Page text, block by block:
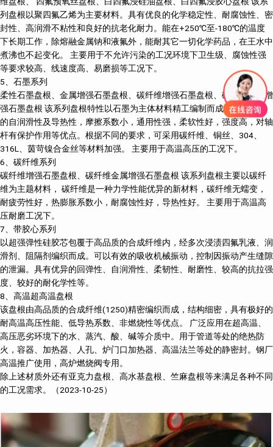
列盘根以聚四氟乙烯为主要材料。具有优良的化学稳定性、耐腐蚀性、密
封性、高润滑不粘性和良好的抗老化耐力。能在+250℃至-180℃的温度
下长期工作，除熔融金属钠和液氟外，能耐其它一切化学药品，在王水中
煮沸也不起变化。 主要用于不允许污染的工况环境下卫生级、腐蚀性强
等要求较高、线速度高、易磨损等工况下。
5、石墨系列
柔性石墨盘根、金属增强石墨盘根、碳纤维增强石墨盘根、碳纤维金属增
强石墨盘根 该系列盘根特性以石墨为主体材料精工编制而成。具有良好
的自润滑性及导热性，摩擦系数小，通用性强，柔软性好，强度高，对轴
杆有保护作用等优点。根据不同的要求，可采用碳纤维、铜丝、304、
316L、茵苛镍合金丝等材料加强。 主要用于高温高压的工况下。
6、碳纤维系列
碳纤维增强石墨盘根、碳纤维金属增强石墨盘根 该系列盘根主要以碳纤
维为主题材料， 碳纤维是一种力学性能优异的新材料，碳纤维无蠕变，
耐疲劳性好，热膨胀系数小，耐腐蚀性好，导热性好。 主要用于高温高
压耐磨工况下。
7、带胶心系列
以超强弹性硅胶芯包覆于高品质的合成纤维内，经多次浸渍四氟乳液、润
滑剂、阻隔剂编织而成。可以有效的吸收机械振动，控制因振动产生缝隙
的泄漏。具有优异的回弹性、自润滑性、柔韧性、耐磨性、较高的抗拉强
度、较好的耐化学性等。
8、高温超高温盘根
该盘根由高品质的合成纤维(1250)精密编织而成，结构细密，具有极好的
耐高温高压性能、低导热系数、非燃烧性等优点。 广泛应用在超高温、
高压恶劣环境下的水、蒸汽、酸、碱等介质中。用于管道等处的绝热防
火，容器、加热器、人孔、炉门口加热器、高温法兰等处的静密封。钢厂
高温推广使用，高炉燃烧阀专用。
除上述材质外还有亚克力盘根、高水基盘根、竺麻盘根等来满足各种不同
的工况需求。（2023-10-25）